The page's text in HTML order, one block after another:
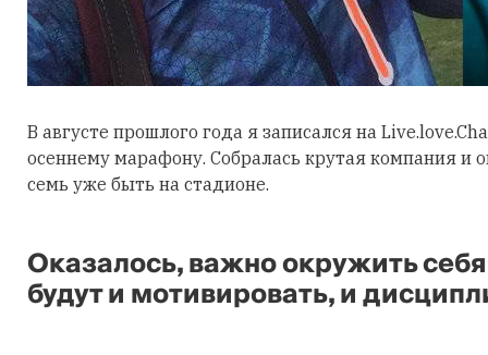
В августе прошлого года я записался на
осеннему марафону. Собралась крутая компания и
семь уже быть на стадионе.
Оказалось, важно окружить
будут и мотивировать, и